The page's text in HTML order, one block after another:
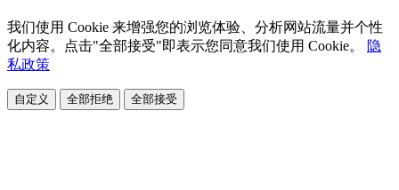
我们使用 Cookie 来增强您的浏览体验、分析网站流量并个性
化内容。点击"全部接受"即表示您同意我们使用 Cookie。
隐
私政策
自定义 全部拒绝 全部接受